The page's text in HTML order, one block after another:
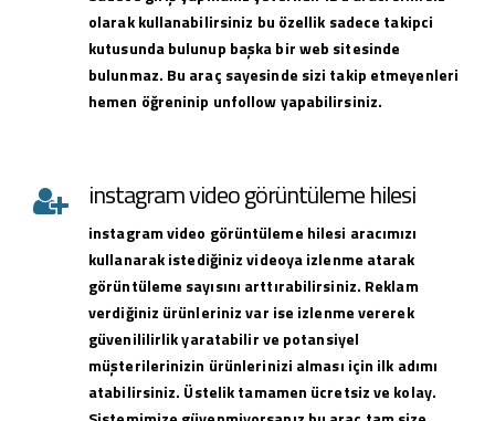
olarak kullanabilirsiniz bu özellik sadece takipci
kutusunda bulunup başka bir web sitesinde
bulunmaz. Bu araç sayesinde sizi takip etmeyenleri
hemen öğreninip unfollow yapabilirsiniz.
instagram video görüntüleme hilesi
instagramvideo görüntüleme hilesi aracımızı
kullanarak istediğiniz videoya izlenme atarak
görüntüleme sayısını arttırabilirsiniz. Reklam
verdiğiniz ürünleriniz var ise izlenme vererek
güvenililirlik yaratabilir ve potansiyel
müşterilerinizin ürünlerinizi alması için ilk adımı
atabilirsiniz. Üstelik tamamen ücretsiz ve kolay.